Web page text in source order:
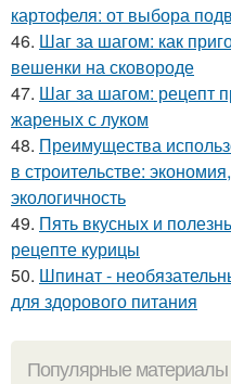
картофеля: от выбора
46. Шаг за шагом: как
вешенки на сковороде
47. Шаг за шагом: рецепт
жареных с луком
48. Преимущества
в строительстве:
экологичность
49. Пять вкусных и
рецепте курицы
50. Шпинат -
для здорового питания
Популярные материалы